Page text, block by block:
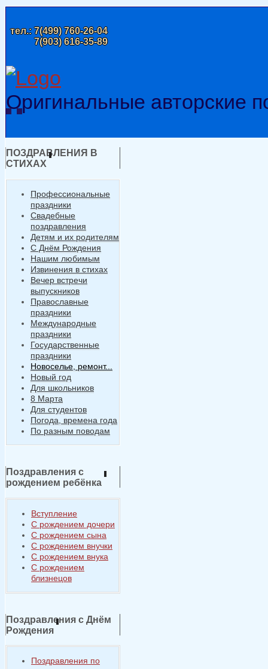
тел.:7(499) 760-26-04
7(903) 616-35-89
Оригинальные авторские
ПОЗДРАВЛЕНИЯ В
СТИХАХ
Профессиональные
праздники
Свадебные
поздравления
Детям и их родителям
С Днём Рождения
Нашим любимым
Извинения в стихах
Вечер встречи
выпускников
Православные
праздники
Международные
праздники
Государственные
праздники
Новоселье, ремонт...
Новый год
Для школьников
8 Марта
Для студентов
Погода, времена года
По разным поводам
Поздравления с
рождением ребёнка
Вступление
С рождением дочери
С рождением сына
С рождением внучки
С рождением внука
С рождением
близнецов
Поздравления с Днём
Рождения
Поздравления по